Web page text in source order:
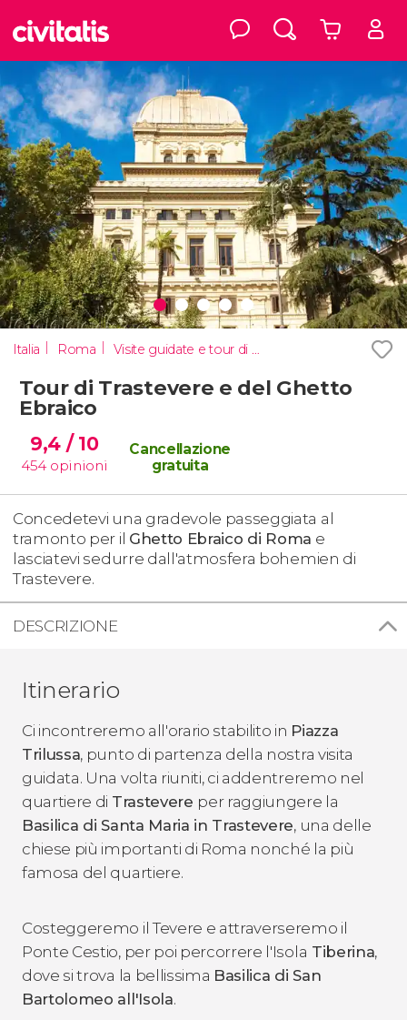
Italia Roma Visite guidate e tour di Roma
Tour di Trastevere e del Ghetto
Ebraico
9,4 / 10
454 opinioni
Cancellazione
gratuita
Concedetevi una gradevole passeggiata al
tramonto per il Ghetto Ebraico di Roma e
lasciatevi sedurre dall'atmosfera bohemien di
Trastevere.
DESCRIZIONE
Itinerario
Ci incontreremo all'orario stabilito in Piazza
Trilussa, punto di partenza della nostra visita
guidata. Una volta riuniti, ci addentreremo nel
quartiere di Trastevere per raggiungere la
Basilica di Santa Maria in Trastevere, una delle
chiese più importanti di Roma nonché la più
famosa del quartiere.
Costeggeremo il Tevere e attraverseremo il
Ponte Cestio, per poi percorrere l'Isola Tiberina,
dove si trova la bellissima Basilica di San
Bartolomeo all'Isola.